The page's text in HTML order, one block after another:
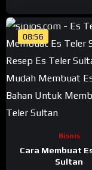
08:56
Bisnis
Cara Membuat
Sultan